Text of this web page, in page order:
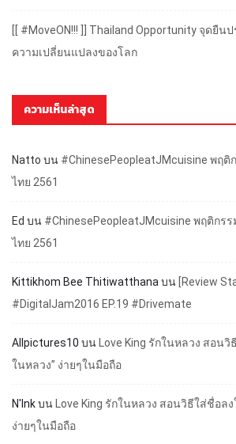
[[ #MoveON!!! ]] Thailand Opportunity จุดยืน
ความเปลี่ยนแปลงของโลก
ความเห็นล่าสุด
Natto บน #ChinesePeopleatJMcuisine พฤติ
ไทย 2561
Ed บน #ChinesePeopleatJMcuisine พฤติกร
ไทย 2561
Kittikhom Bee Thitiwatthana บน [Review
#DigitalJam2016 EP.19 #Drivemate
Allpictures10 บน
Love King รักในหลวง สอน
ในหลวง” ง่ายๆในมือถือ
N'Inkบน
Love King รักในหลวง สอนวิธีใส่ชื่อล
ง่ายๆในมือถือ